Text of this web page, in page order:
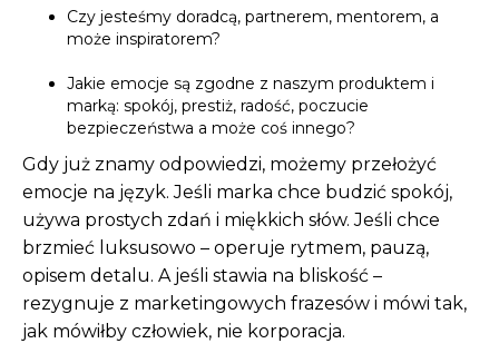
Czy jesteśmy doradcą, partnerem, mentorem, a
może inspiratorem?
Jakie emocje są zgodne z naszym produktem i
marką: spokój, prestiż, radość, poczucie
bezpieczeństwa a może coś innego?
Gdy już znamy odpowiedzi, możemy przełożyć
emocje na język. Jeśli marka chce budzić spokój,
używa prostych zdań i miękkich słów. Jeśli chce
brzmieć luksusowo – operuje rytmem, pauzą,
opisem detalu. A jeśli stawia na bliskość –
rezygnuje z marketingowych frazesów i mówi tak,
jak mówiłby człowiek, nie korporacja.